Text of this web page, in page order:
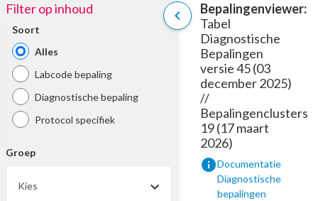
chevron_left
Filter op inhoud
Soort
Alles
Labcode bepaling
Diagnostische bepaling
Protocol specifiek
Groep
Kies
Bepalingenviewer:
Tabel
Diagnostische
Bepalingen
versie 45 (03
december 2025)
//
Bepalingenclusters
19 (17 maart
2026)
infoDocumentatie
Diagnostische
bepalingen